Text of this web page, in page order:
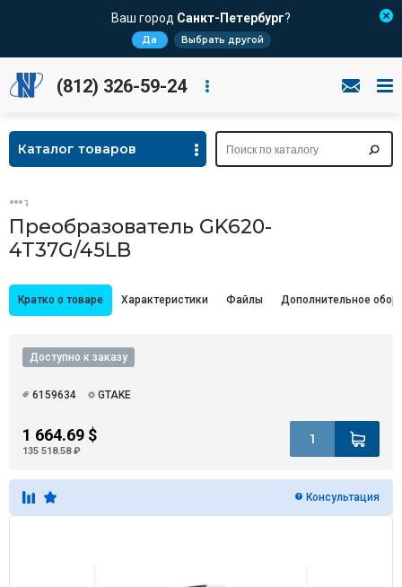
Ваш город Санкт-Петербург?
Да Выбрать другой
(812) 326-59-24
Каталог товаров
Преобразователь GK620-
4T37G/45LB
Кратко о товаре Характеристики Файлы Дополнительное
Доступно к заказу
6159634 GTAKE
1 664.69 $
135 518.58 ₽
Консультация